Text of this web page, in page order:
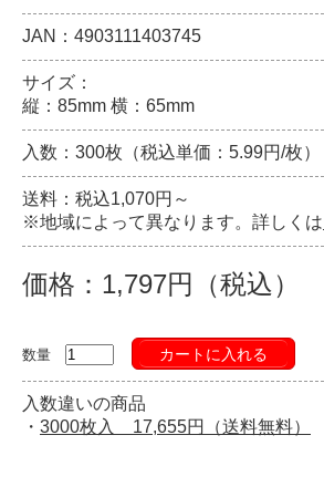
JAN：4903111403745
サイズ：
縦：85mm 横：65mm
入数：300枚（税込単価：5.99円/枚）
送料：税込1,070円～
※地域によって異なります。詳しくは
価格：1,797円（税込）
数量 カートに入れる
入数違いの商品
・ 3000枚入 17,655円（送料無料）